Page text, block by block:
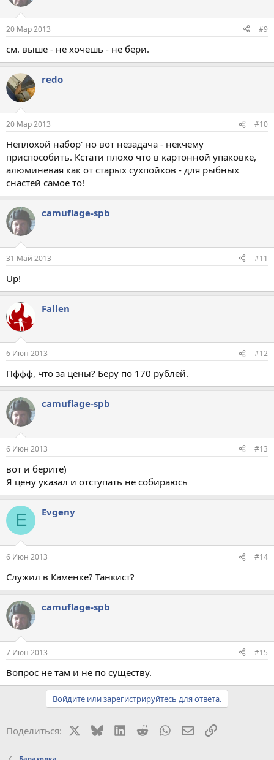
20 Мар 2013 #9
см. выше - не хочешь - не бери.
redo
20 Мар 2013 #10
Неплохой набор' но вот незадача - некчему
приспособить. Кстати плохо что в картонной упаковке,
алюминевая как от старых сухпойков - для рыбных
снастей самое то!
camuflage-spb
31 Май 2013 #11
Up!
Fallen
6 Июн 2013 #12
Пффф, что за цены? Беру по 170 рублей.
camuflage-spb
6 Июн 2013 #13
вот и берите)
Я цену указал и отступать не собираюсь
E Evgeny
6 Июн 2013 #14
Служил в Каменке? Танкист?
camuflage-spb
7 Июн 2013 #15
Вопрос не там и не по существу.
Войдите или зарегистрируйтесь для ответа.
Поделиться: BlueskyLinkedIn
RedditWhatsAppЭлектронная
Ссылка